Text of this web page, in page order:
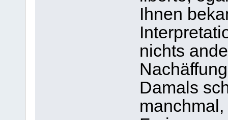
Ihnen
nichts
Damals